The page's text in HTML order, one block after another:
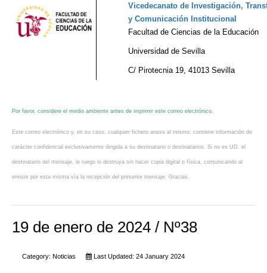
Vicedecanato de Investigación,
y Comunicación Institucional
Facultad de Ciencias de la Educación
Universidad de Sevilla
C/ Pirotecnia 19, 41013 Sevilla
Por favor, considere el medio ambiente antes de imprimir este correo electrónico.
Este correo electrónico y, en su caso, cualquier fichero anexo al mismo, contiene información de
carácter confidencial exclusivamente dirigida a su destinatario o destinatarios. Si no es UD. el
destinatario del mensaje, le ruego lo destruya sin hacer copia digital o física, comunicando al
emisor por esta misma vía la recepción del presente mensaje. Gracias.
19 de enero de 2024 / Nº38
Category: Noticias Last Updated: 24 January 2024